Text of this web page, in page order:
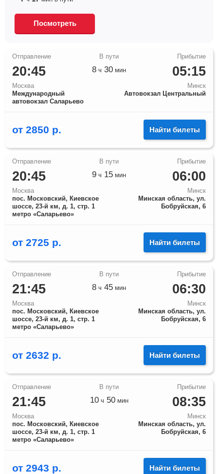
Посмотреть
20:45
Москва
Международный
автовокзал Саларьево
05:15
Минск
Автовокзал Центральный
8 ч 30 мин
от 2850 р. Найти билеты
20:45
Москва
пос. Московский, Киевское
шоссе, 23-й км, д. 1, стр. 1
метро «Саларьево»
06:00
Минск
Минская область, ул.
Бобруйская, 6
9 ч 15 мин
от 2725 р. Найти билеты
21:45
Москва
пос. Московский, Киевское
шоссе, 23-й км, д. 1, стр. 1
метро «Саларьево»
06:30
Минск
Минская область, ул.
Бобруйская, 6
8 ч 45 мин
от 2632 р. Найти билеты
21:45
Москва
пос. Московский, Киевское
шоссе, 23-й км, д. 1, стр. 1
метро «Саларьево»
08:35
Минск
Минская область, ул.
Бобруйская, 6
10ч 50мин
от 2943 р. Найти билеты